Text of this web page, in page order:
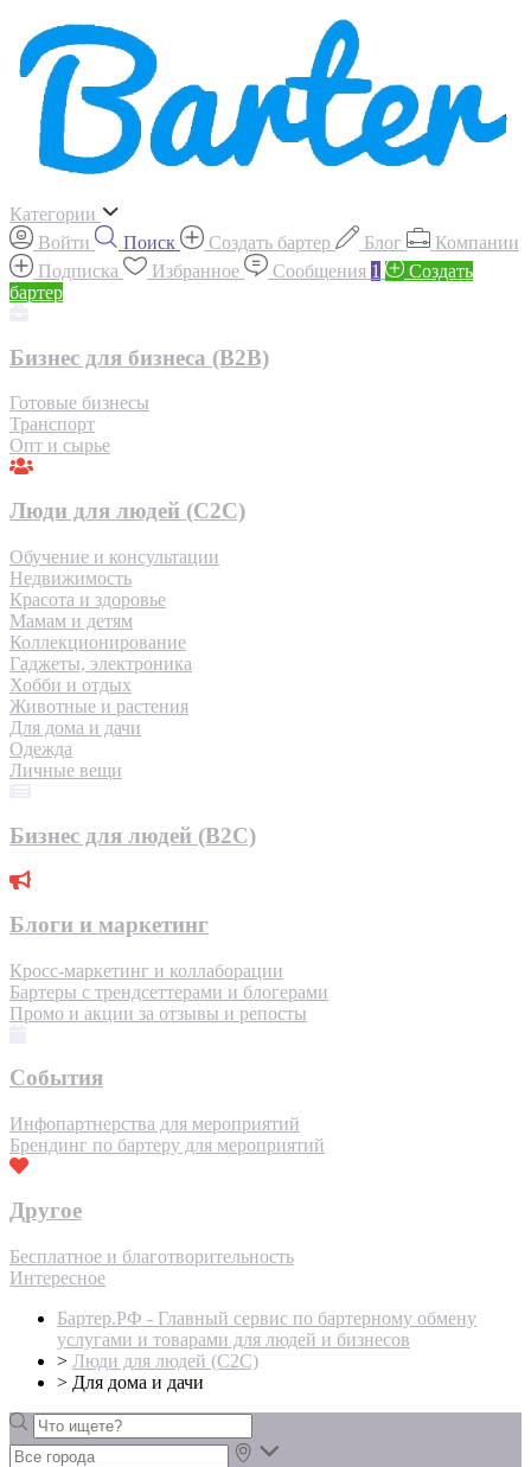
Категории
Войти
Поиск Создать бартер Блог
Компании
Подписка
Избранное Сообщения 1
Создать
бартер
Бизнес для бизнеса (B2B)
Готовые бизнесы
Транспорт
Опт и сырье
Люди для людей (С2С)
Обучение и консультации
Недвижимость
Красота и здоровье
Мамам и детям
Коллекционирование
Гаджеты, электроника
Хобби и отдых
Животные и растения
Для дома и дачи
Одежда
Личные вещи
Бизнес для людей (B2C)
Блоги и маркетинг
Кросс-маркетинг и коллаборации
Бартеры с трендсеттерами и блогерами
Промо и акции за отзывы и репосты
События
Инфопартнерства для мероприятий
Брендинг по бартеру для мероприятий
Другое
Бесплатное и благотворительность
Интересное
Бартер.РФ - Главный сервис по бартерному обмену
услугами и товарами для людей и бизнесов
> Люди для людей (С2С)
> Для дома и дачи